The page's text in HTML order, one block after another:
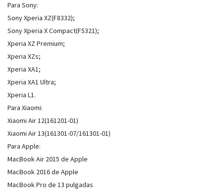
Para Sony:
Sony Xperia XZ(F8332);
Sony Xperia X Compact(F5321);
Xperia XZ Premium;
Xperia XZs;
Xperia XA1;
Xperia XA1 Ultra;
Xperia L1.
Para Xiaomi:
Xiaomi Air 12(161201-01)
Xiaomi Air 13(161301-07/161301-01)
Para Apple:
MacBook Air 2015 de Apple
MacBook 2016 de Apple
MacBook Pro de 13 pulgadas